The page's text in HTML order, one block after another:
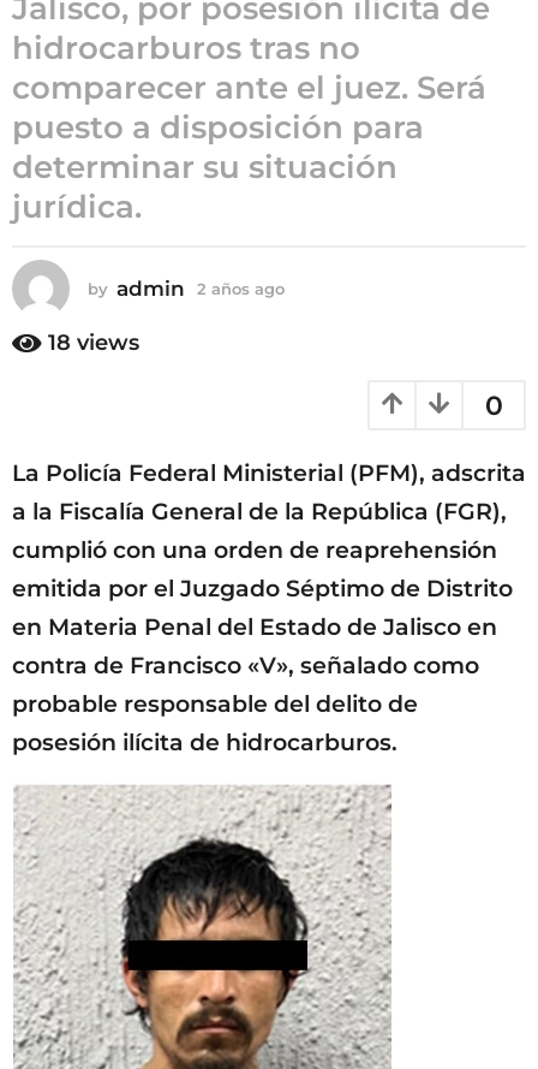
a
ñ
o
a
g
o
Jalisco, por posesión ilícita de
hidrocarburos tras no
comparecer ante el juez. Será
puesto a disposición para
determinar su situación
jurídica.
by admin 2 años ago
18 views
0
La Policía Federal Ministerial (PFM), adscrita
a la Fiscalía General de la República (FGR),
cumplió con una orden de reaprehensión
emitida por el Juzgado Séptimo de Distrito
en Materia Penal del Estado de Jalisco en
contra de Francisco «V», señalado como
probable responsable del delito de
posesión ilícita de hidrocarburos.